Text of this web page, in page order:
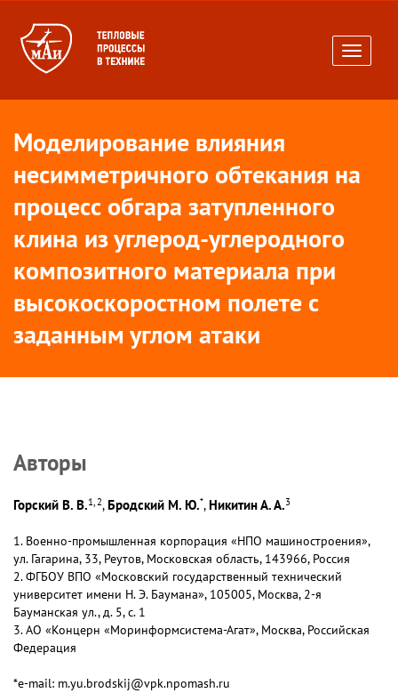
Toggle
Моделирование влияния
несимметричного обтекания на
процесс обгара затупленного
клина из углерод-углеродного
композитного материала при
высокоскоростном полете с
заданным углом атаки
Авторы
Горский В. В.1, 2,Бродский М. Ю.*,Никитин А. А.3
1. Военно-промышленная корпорация «НПО машиностроения»,
ул. Гагарина, 33, Реутов, Московская область, 143966, Россия
2. ФГБОУ ВПО «Московский государственный технический
университет имени Н. Э. Баумана», 105005, Москва, 2-я
Бауманская ул., д. 5, с. 1
3. АО «Концерн «Моринформсистема-Агат», Москва, Российская
Федерация
*e-mail: m.yu.brodskij@vpk.npomash.ru